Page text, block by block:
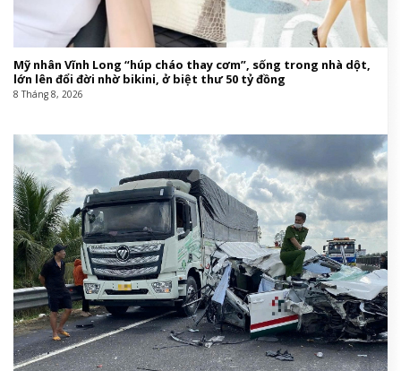
Mỹ nhân Vĩnh Long “húp cháo thay cơm”, sống trong nhà dột,
lớn lên đổi đời nhờ bikini, ở biệt thư 50 tỷ đồng
8 Tháng 8, 2026